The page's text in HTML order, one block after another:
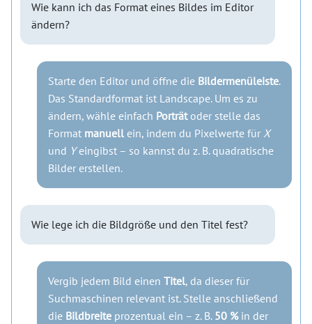
Wie kann ich das Format eines Bildes im Editor
ändern?
Starte den Editor und öffne die Bildermenüleiste.
Das Standardformat ist Landscape. Um es zu
ändern, wähle einfach Porträtoder stelle das
Format manuell ein, indem du Pixelwerte für X
und Yeingibst – so kannst du z. B. quadratische
Bilder erstellen.
Wie lege ich die Bildgröße und den Titel fest?
Vergib jedem Bild einen Titel, da dieser für
Suchmaschinen relevant ist. Stelle anschließend
die Bildbreite prozentual ein – z. B. 50 %in der